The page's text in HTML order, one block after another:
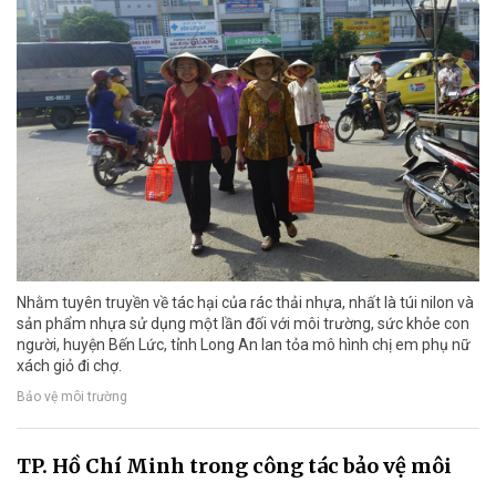
Nhằm tuyên truyền về tác hại của rác thải nhựa, nhất là túi nilon và
sản phẩm nhựa sử dụng một lần đối với môi trường, sức khỏe con
người, huyện Bến Lức, tỉnh Long An lan tỏa mô hình chị em phụ nữ
xách giỏ đi chợ.
Bảo vệ môi trường
TP. Hồ Chí Minh trong công tác bảo vệ môi